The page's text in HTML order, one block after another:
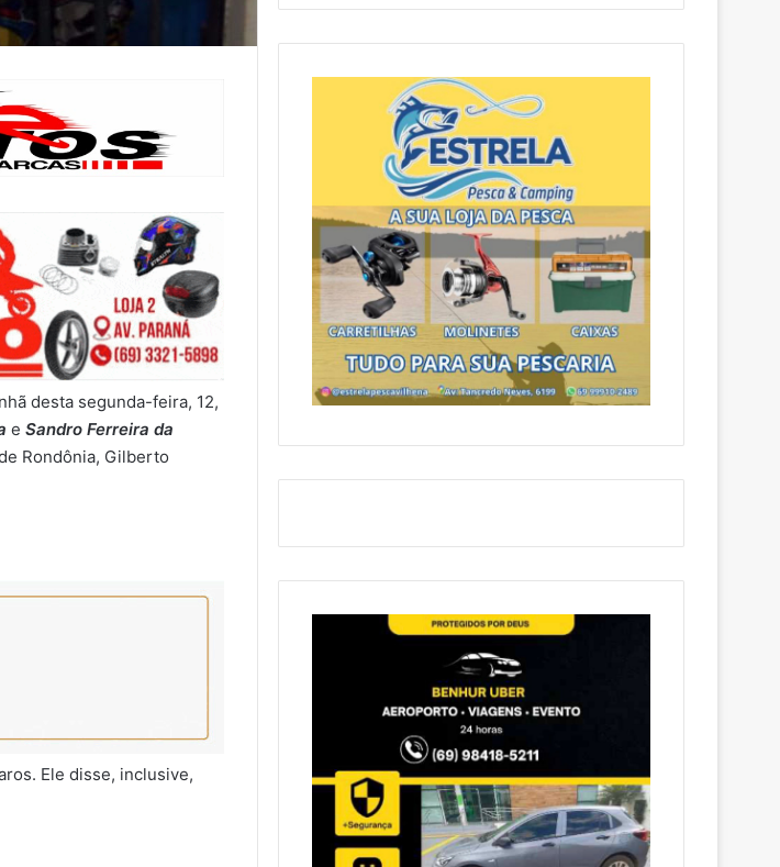
desta segunda-feira, 12,
e Sandro Ferreira da
Rondônia, Gilberto
Ele disse, inclusive,